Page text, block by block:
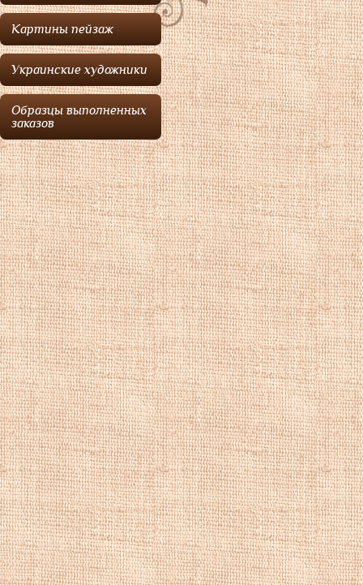
Картины пейзаж
Украинские художники
Образцы выполненных
заказов